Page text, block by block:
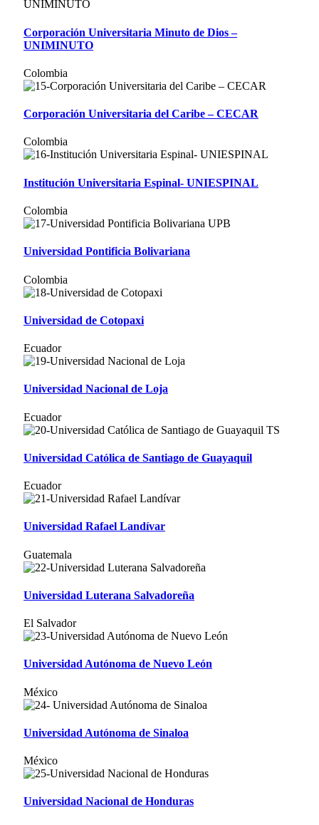
Corporación Universitaria Minuto de Dios –
UNIMINUTO
Colombia
Corporación Universitaria del Caribe – CECAR
Colombia
Institución Universitaria Espinal- UNIESPINAL
Colombia
Universidad Pontificia Bolivariana
Colombia
Universidad de Cotopaxi
Ecuador
Universidad Nacional de Loja
Ecuador
Universidad Católica de Santiago de Guayaquil
Ecuador
Universidad Rafael Landívar
Guatemala
Universidad Luterana Salvadoreña
El Salvador
Universidad Autónoma de Nuevo León
México
Universidad Autónoma de Sinaloa
México
Universidad Nacional de Honduras